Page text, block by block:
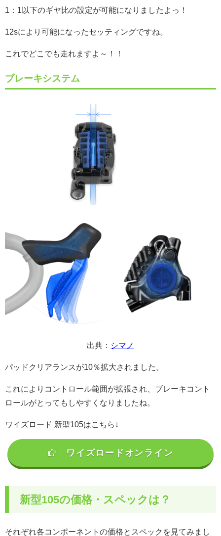
1：1以下のギヤ比の設定が可能になりましたよっ！
12sにより可能になったセッティングですね。
これでどこでも走れますよ～！！
ブレーキシステム
出典： シマノ
パッドクリアランスが10％拡大されました。
これによりコントロール範囲が拡張され、ブレーキコント
ロールがとってもしやすくなりましたね。
ワイズロード 新型105はこちら↓
ワイズロードオンライン
新型105の価格・スペックは？
それぞれ各コンポーネントの価格とスペックを見てみまし